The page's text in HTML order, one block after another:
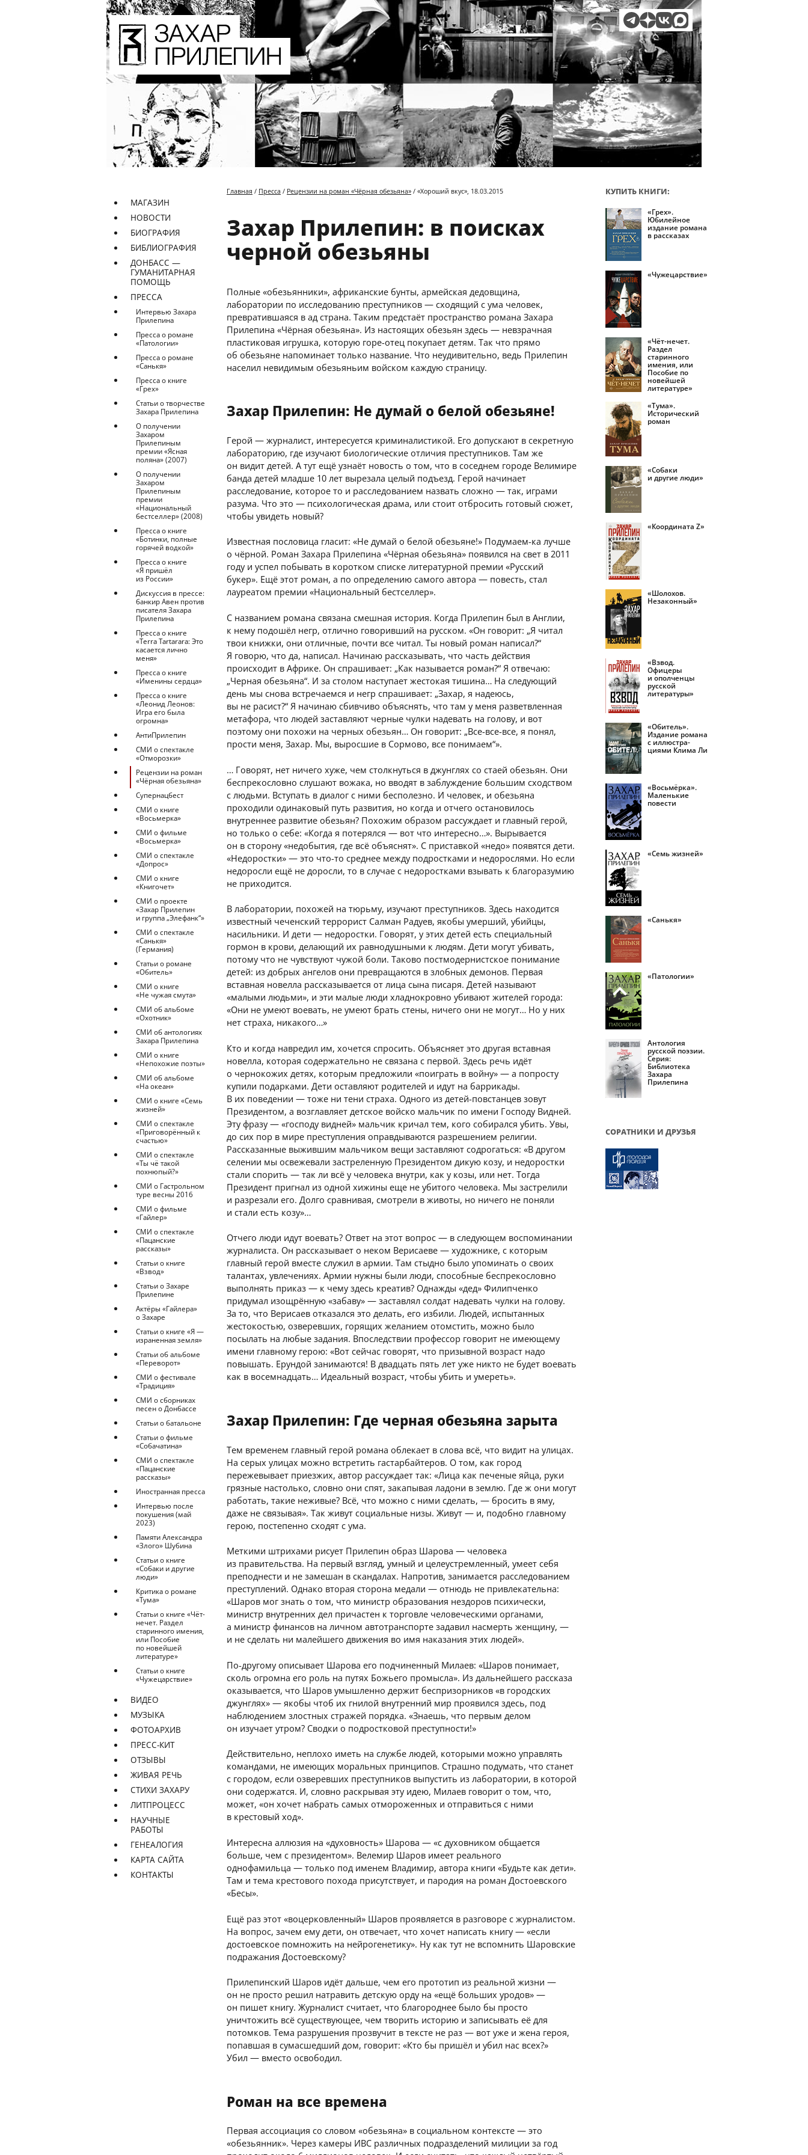
МАГАЗИН
НОВОСТИ
БИОГРАФИЯ
БИБЛИОГРАФИЯ
ДОНБАСС —
ГУМАНИТАРНАЯ
ПОМОЩЬ
ПРЕССА
Интервью Захара
Прилепина
Пресса о романе
«Патологии»
Пресса о романе
«Санькя»
Пресса о книге
«Грех»
Статьи о творчестве
Захара Прилепина
О получении
Захаром
Прилепиным
премии «Ясная
поляна» (2007)
О получении
Захаром
Прилепиным
премии
«Национальный
бестселлер» (2008)
Пресса о книге
«Ботинки, полные
горячей водкой»
Пресса о книге
«Я пришёл
из России»
Дискуссия в прессе:
банкир Авен против
писателя Захара
Прилепина
Пресса о книге
«Terra Tartarara: Это
касается лично
меня»
Пресса о книге
«Именины сердца»
Пресса о книге
«Леонид Леонов:
Игра его была
огромна»
АнтиПрилепин
СМИ о спектакле
«Отморозки»
Рецензии на роман
«Чёрная обезьяна»
Супернацбест
СМИ о книге
«Восьмерка»
СМИ о фильме
«Восьмерка»
СМИ о спектакле
«Допрос»
СМИ о книге
«Книгочет»
СМИ о проекте
«Захар Прилепин
и группа „Элефанк“»
СМИ о спектакле
«Санькя»
(Германия)
Статьи о романе
«Обитель»
СМИ о книге
«Не чужая смута»
СМИ об альбоме
«Охотник»
СМИ об антологиях
Захара Прилепина
СМИ о книге
«Непохожие поэты»
СМИ об альбоме
«На океан»
СМИ о книге «Семь
жизней»
СМИ о спектакле
«Приговорённый к
счастью»
СМИ о спектакле
«Ты чё такой
похнюпый?»
СМИ о Гастрольном
туре весны 2016
СМИ о фильме
«Гайлер»
СМИ о спектакле
«Пацанские
рассказы»
Статьи о книге
«Взвод»
Статьи о Захаре
Прилепине
Актёры «Гайлера»
о Захаре
Статьи о книге «Я —
израненная земля»
Статьи об альбоме
«Переворот»
СМИ о фестивале
«Традиция»
СМИ о сборниках
песен о Донбассе
Статьи о батальоне
Статьи о фильме
«Собачатина»
СМИ о спектакле
«Пацанские
рассказы»
Иностранная пресса
Интервью после
покушения (май
2023)
Памяти Александра
«Злого» Шубина
Статьи о книге
«Собаки и другие
люди»
Критика о романе
«Тума»
Статьи о книге «Чёт-
нечет. Раздел
старинного имения,
или Пособие
по новейшей
литературе»
Статьи о книге
«Чужецарствие»
ВИДЕО
МУЗЫКА
ФОТОАРХИВ
ПРЕСС-КИТ
ОТЗЫВЫ
ЖИВАЯ РЕЧЬ
СТИХИ ЗАХАРУ
ЛИТПРОЦЕСС
НАУЧНЫЕ
РАБОТЫ
ГЕНЕАЛОГИЯ
КАРТА САЙТА
КОНТАКТЫ
Главная / Пресса / Рецензии на роман «Чёрная обезьяна» / «Хороший вкус», 18.03.2015
Захар Прилепин: в поисках
черной обезьяны
Полные «обезьянники», африканские бунты, армейская дедовщина,
лаборатории по исследованию преступников — сходящий с ума человек,
превратившаяся в ад страна. Таким предстаёт пространство романа Захара
Прилепина «Чёрная обезьяна». Из настоящих обезьян здесь — невзрачная
пластиковая игрушка, которую горе-отец покупает детям. Так что прямо
об обезьяне напоминает только название. Что неудивительно, ведь Прилепин
населил невидимым обезьяньим войском каждую страницу.
Захар Прилепин: Не думай о белой обезьяне!
Герой — журналист, интересуется криминалистикой. Его допускают в секретную
лабораторию, где изучают биологические отличия преступников. Там же
он видит детей. А тут ещё узнаёт новость о том, что в соседнем городе Велимире
банда детей младше 10 лет вырезала целый подъезд. Герой начинает
расследование, которое то и расследованием назвать сложно — так, играми
разума. Что это — психологическая драма, или стоит отбросить готовый сюжет,
чтобы увидеть новый?
Известная пословица гласит: «Не думай о белой обезьяне!» Подумаем-ка лучше
о чёрной. Роман Захара Прилепина «Чёрная обезьяна» появился на свет в 2011
году и успел побывать в коротком списке литературной премии «Русский
букер». Ещё этот роман, а по определению самого автора — повесть, стал
лауреатом премии «Национальный бестселлер».
С названием романа связана смешная история. Когда Прилепин был в Англии,
к нему подошёл негр, отлично говоривший на русском. «Он говорит: „Я читал
твои книжки, они отличные, почти все читал. Ты новый роман написал?“
Я говорю, что да, написал. Начинаю рассказывать, что часть действия
происходит в Африке. Он спрашивает: „Как называется роман?“ Я отвечаю:
„Черная обезьяна“. И за столом наступает жестокая тишина… На следующий
день мы снова встречаемся и негр спрашивает: „Захар, я надеюсь,
вы не расист?“ Я начинаю сбивчиво объяснять, что там у меня разветвленная
метафора, что людей заставляют черные чулки надевать на голову, и вот
поэтому они похожи на черных обезьян… Он говорит: „Все-все-все, я понял,
прости меня, Захар. Мы, выросшие в Сормово, все понимаем“».
… Говорят, нет ничего хуже, чем столкнуться в джунглях со стаей обезьян. Они
беспрекословно слушают вожака, но вводят в заблуждение большим сходством
с людьми. Вступать в диалог с ними бесполезно. И человек, и обезьяна
проходили одинаковый путь развития, но когда и отчего остановилось
внутреннее развитие обезьян? Похожим образом рассуждает и главный герой,
но только о себе: «Когда я потерялся — вот что интересно…». Вырывается
он в сторону «недобытия, где всё объяснят». С приставкой «недо» появятся дети.
«Недоростки» — это что-то среднее между подростками и недорослями. Но если
недоросли ещё не доросли, то в случае с недоростками взывать к благоразумию
не приходится.
В лаборатории, похожей на тюрьму, изучают преступников. Здесь находится
известный чеченский террорист Салман Радуев, якобы умерший, убийцы,
насильники. И дети — недоростки. Говорят, у этих детей есть специальный
гормон в крови, делающий их равнодушными к людям. Дети могут убивать,
потому что не чувствуют чужой боли. Таково постмодернистское понимание
детей: из добрых ангелов они превращаются в злобных демонов. Первая
вставная новелла рассказывается от лица сына писаря. Детей называют
«малыми людьми», и эти малые люди хладнокровно убивают жителей города:
«Они не умеют воевать, не умеют брать стены, ничего они не могут… Но у них
нет страха, никакого…»
Кто и когда навредил им, хочется спросить. Объясняет это другая вставная
новелла, которая содержательно не связана с первой. Здесь речь идёт
о чернокожих детях, которым предложили «поиграть в войну» — а попросту
купили подарками. Дети оставляют родителей и идут на баррикады.
В их поведении — тоже ни тени страха. Одного из детей-повстанцев зовут
Президентом, а возглавляет детское войско мальчик по имени Господу Видней.
Эту фразу — «господу видней» мальчик кричал тем, кого собирался убить. Увы,
до сих пор в мире преступления оправдываются разрешением религии.
Рассказанные выжившим мальчиком вещи заставляют содрогаться: «В другом
селении мы освежевали застреленную Президентом дикую козу, и недоростки
стали спорить — так ли всё у человека внутри, как у козы, или нет. Тогда
Президент пригнал из одной хижины еще не убитого человека. Мы застрелили
и разрезали его. Долго сравнивая, смотрели в животы, но ничего не поняли
и стали есть козу»…
Отчего люди идут воевать? Ответ на этот вопрос — в следующем воспоминании
журналиста. Он рассказывает о неком Верисаеве — художнике, с которым
главный герой вместе служил в армии. Там стыдно было упоминать о своих
талантах, увлечениях. Армии нужны были люди, способные беспрекословно
выполнять приказ — к чему здесь креатив? Однажды «дед» Филипченко
придумал изощрённую «забаву» — заставлял солдат надевать чулки на голову.
За то, что Верисаев отказался это делать, его избили. Людей, испытанных
жестокостью, озверевших, горящих желанием отомстить, можно было
посылать на любые задания. Впоследствии профессор говорит не имеющему
имени главному герою: «Вот сейчас говорят, что призывной возраст надо
повышать. Ерундой занимаются! В двадцать пять лет уже никто не будет воевать
как в восемнадцать… Идеальный возраст, чтобы убить и умереть».
Захар Прилепин: Где черная обезьяна зарыта
Тем временем главный герой романа облекает в слова всё, что видит на улицах.
На серых улицах можно встретить гастарбайтеров. О том, как город
пережевывает приезжих, автор рассуждает так: «Лица как печеные яйца, руки
грязные настолько, словно они спят, закапывая ладони в землю. Где ж они могут
работать, такие неживые? Всё, что можно с ними сделать, — бросить в яму,
даже не связывая». Так живут социальные низы. Живут — и, подобно главному
герою, постепенно сходят с ума.
Меткими штрихами рисует Прилепин образ Шарова — человека
из правительства. На первый взгляд, умный и целеустремленный, умеет себя
преподнести и не замешан в скандалах. Напротив, занимается расследованием
преступлений. Однако вторая сторона медали — отнюдь не привлекательна:
«Шаров мог знать о том, что министр образования нездоров психически,
министр внутренних дел причастен к торговле человеческими органами,
а министр финансов на личном автотранспорте задавил насмерть женщину, —
и не сделать ни малейшего движения во имя наказания этих людей».
По-другому описывает Шарова его подчиненный Милаев: «Шаров понимает,
сколь огромна его роль на путях Божьего промысла». Из дальнейшего рассказа
оказывается, что Шаров умышленно держит беспризорников «в городских
джунглях» — якобы чтоб их гнилой внутренний мир проявился здесь, под
наблюдением злостных стражей порядка. «Знаешь, что первым делом
он изучает утром? Сводки о подростковой преступности!»
Действительно, неплохо иметь на службе людей, которыми можно управлять
командами, не имеющих моральных принципов. Страшно подумать, что станет
с городом, если озверевших преступников выпустить из лаборатории, в которой
они содержатся. И, словно раскрывая эту идею, Милаев говорит о том, что,
может, «он хочет набрать самых отмороженных и отправиться с ними
в крестовый ход».
Интересна аллюзия на «духовность» Шарова — «с духовником общается
больше, чем с президентом». Велемир Шаров имеет реального
однофамильца — только под именем Владимир, автора книги «Будьте как дети».
Там и тема крестового похода присутствует, и пародия на роман Достоевского
«Бесы».
Ещё раз этот «воцерковленный» Шаров проявляется в разговоре с журналистом.
На вопрос, зачем ему дети, он отвечает, что хочет написать книгу — «если
достоевское помножить на нейрогенетику». Ну как тут не вспомнить Шаровские
подражания Достоевскому?
Прилепинский Шаров идёт дальше, чем его прототип из реальной жизни —
он не просто решил натравить детскую орду на «ещё больших уродов» —
он пишет книгу. Журналист считает, что благороднее было бы просто
уничтожить всё существующее, чем творить историю и записывать её для
потомков. Тема разрушения прозвучит в тексте не раз — вот уже и жена героя,
попавшая в сумасшедший дом, говорит: «Кто бы пришёл и убил нас всех?»
Убил — вместо освободил.
Роман на все времена
Первая ассоциация со словом «обезьяна» в социальном контексте — это
«обезьянник». Через камеры ИВС различных подразделений милиции за год
КУПИТЬ КНИГИ:
«Грех».
Юбилейное
издание романа
в рассказах
«Чужецарствие»
«Чёт-нечет.
Раздел
старинного
имения, или
Пособие по
новейшей
литературе»
«Тума».
Исторический
роман
«Собаки
и другие люди»
«Координата Z»
«Шолохов.
Незаконный»
«Взвод.
Офицеры
и ополченцы
русской
литературы»
«Обитель».
Издание романа
с иллюстра­
циями Клима Ли
«Восьмёрка».
Маленькие
повести
«Семь жизней»
«Санькя»
«Патологии»
Антология
русской поэзии.
Серия:
Библиотека
Захара
Прилепина
СОРАТНИКИ И ДРУЗЬЯ